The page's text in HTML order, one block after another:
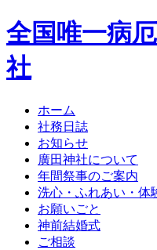
全国唯一病
社
ホーム
社務日誌
お知らせ
廣田神社について
年間祭事のご案内
洗心・ふれあい・体
お願いごと
神前結婚式
ご相談